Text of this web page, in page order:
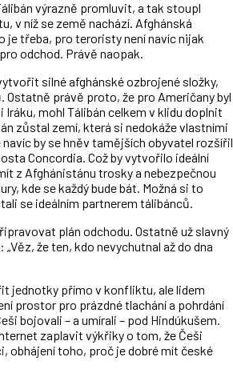
výrazně promluvit, a tak stoupl
v níž se země nachází. Afghánská
je třeba, pro teroristy není navíc nijak
odchod. Právě naopak.
silné afghánské ozbrojené složky,
Ostatně právě proto, že pro Američany byl
mohl Tálibán celkem v klidu doplnit
zůstal zemí, která si nedokáže vlastními
by se hněv tamějších obyvatel rozšířil
Concordia. Což by vytvořilo ideální
z Afghánistánu trosky a nebezpečnou
kde se každý bude bát. Možná si to
se ideálním partnerem tálibánců.
plán odchodu. Ostatně už slavný
že ten, kdo nevychutnal až do dna
jednotky přímo v konfliktu, ale lidem
prostor pro prázdné tlachání a pohrdání
bojovali – a umírali – pod Hindúkušem.
zaplavit výkřiky o tom, že Češi
obhájení toho, proč je dobré mít české